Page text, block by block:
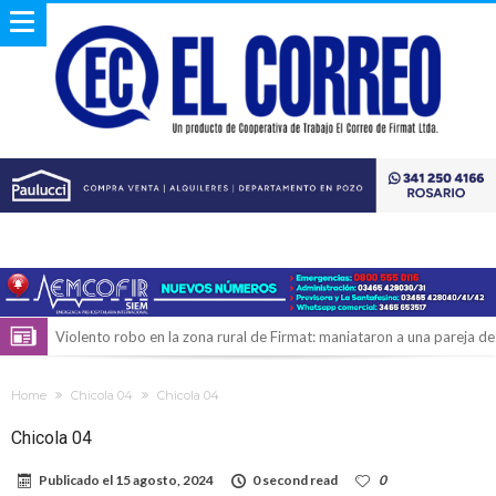
Violento robo en la zona rural de Firmat: maniataron a una pareja de
golosinas para agasajar a los niños en su día
Vuelve el básquet: este viernes arranca el Clausura con agenda
confirmada y planteles renovados
Güemes y Mariano Vera
Home Chicola 04 Chicola 04
Chicola 04
Publicado el 15 agosto, 2024 0 second read 0